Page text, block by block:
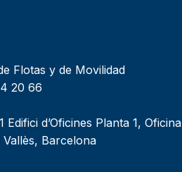
Flotas y de Movilidad
20 66
d’Oficines Planta 1, Oficina
Barcelona